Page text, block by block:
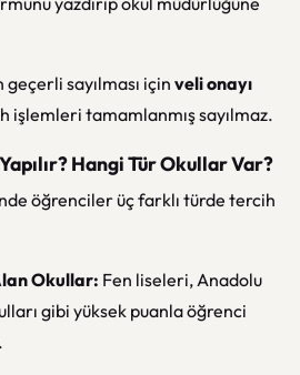
sayılması için veli onayı
işlemleri tamamlanmış sayılmaz.
Hangi Tür Okullar Var?
öğrenciler üç farklı türde tercih
Okullar: Fen liseleri, Anadolu
gibi yüksek puanla öğrenci